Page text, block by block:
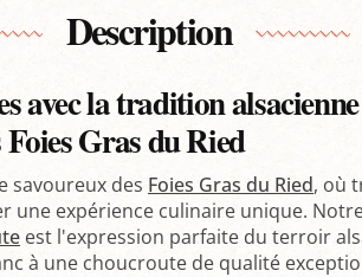
Description
avec la tradition
Gras du Ried
savoureux des Foies Gras du Ried, où
une expérience culinaire unique.
est l'expression parfaite du terroir
à une choucroute de qualité